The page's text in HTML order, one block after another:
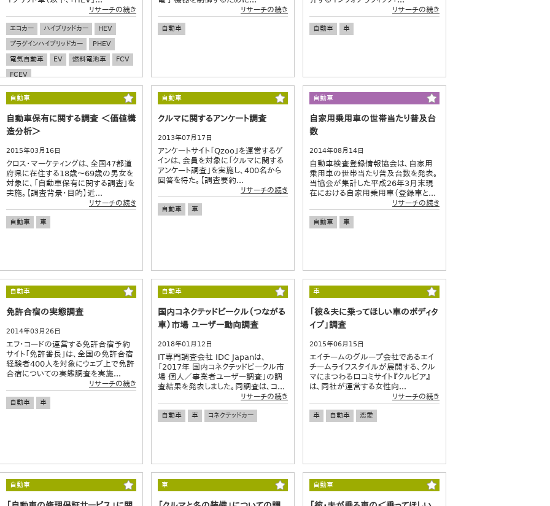
リサーチの続き
エコカー ハイブリッドカー
HEV
プラグインハイブリッドカー
PHEV
電気自動車
EV 燃料電池車
FCV
FCEV
リサーチの続き
自動車
リサーチの続き
自動車 車
自動車
自動車保有に関する調査 ＜価値構
造分析＞
2015年03月16日
クロス・マーケティングは、全国47都道
府県に在住する18歳～69歳の男女を
対象に、「自動車保有に関する調査」を
実施。【調査背景・目的】近...
リサーチの続き
自動車 車
自動車
クルマに関するアンケート調査
2013年07月17日
アンケートサイト「Qzoo」を運営するゲ
インは、会員を対象に「クルマに関する
アンケート調査」を実施し、400名から
回答を得た。【調査要約...
リサーチの続き
自動車 車
自動車
自家用乗用車の世帯当たり普及台
数
2014年08月14日
自動車検査登録情報協会は、自家用
乗用車の世帯当たり普及台数を発表。
当協会が集計した平成26年3月末現
在における自家用乗用車（登録車と...
リサーチの続き
自動車 車
自動車
免許合宿の実態調査
2014年03月26日
エフ・コードの運営する免許合宿予約
サイト「免許番長」は、全国の免許合宿
経験者400人を対象にウェブ上で免許
合宿についての実態調査を実施...
リサーチの続き
自動車 車
自動車
国内コネクテッドビークル（つながる
車）市場 ユーザー動向調査
2018年01月12日
IT専門調査会社 IDC Japanは、
「2017年 国内コネクテッドビークル市
場 個人／事業者ユーザー調査」の調
査結果を発表しました。同調査は、コ...
リサーチの続き
自動車 車 コネクテッドカー
車
「彼＆夫に乗ってほしい車のボディタ
イプ」調査
2015年06月15日
エイチームのグループ会社であるエイ
チームライフスタイルが展開する、クル
マにまつわる口コミサイト『クルビア』
は、同社が運営する女性向...
リサーチの続き
車 自動車 恋愛
自動車 車 自動車